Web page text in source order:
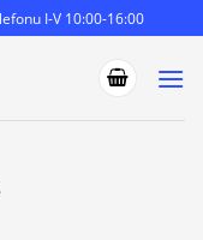
I-V 10:00-16:00